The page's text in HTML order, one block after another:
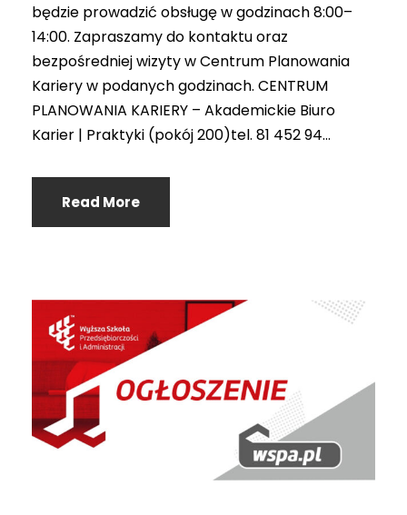
będzie prowadzić obsługę w godzinach 8:00–
14:00. Zapraszamy do kontaktu oraz
bezpośredniej wizyty w Centrum Planowania
Kariery w podanych godzinach. CENTRUM
PLANOWANIA KARIERY – Akademickie Biuro
Karier | Praktyki (pokój 200)tel. 81 452 94...
Read More